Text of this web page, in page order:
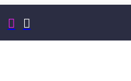
 